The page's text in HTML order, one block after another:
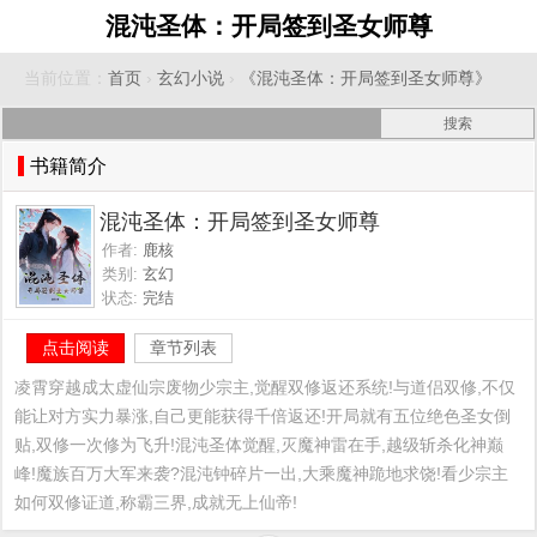
混沌圣体：开局签到圣女师尊
当前位置： 首页 › 玄幻小说 › 《混沌圣体：开局签到圣女师尊》
书籍简介
混沌圣体：开局签到圣女师尊
作者: 鹿核
类别: 玄幻
状态: 完结
点击阅读 章节列表
凌霄穿越成太虚仙宗废物少宗主,觉醒双修返还系统!与道侣双修,不仅
能让对方实力暴涨,自己更能获得千倍返还!开局就有五位绝色圣女倒
贴,双修一次修为飞升!混沌圣体觉醒,灭魔神雷在手,越级斩杀化神巅
峰!魔族百万大军来袭?混沌钟碎片一出,大乘魔神跪地求饶!看少宗主
如何双修证道,称霸三界,成就无上仙帝!